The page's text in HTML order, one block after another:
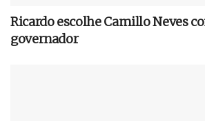
Ricardo escolhe Camillo Neves
governador